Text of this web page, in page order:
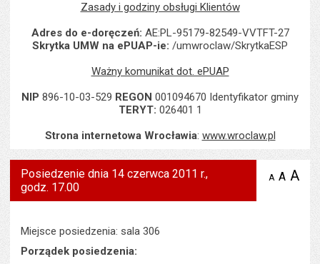
Zasady i godziny obsługi Klientów
Adres do e-doręczeń: AE:PL-95179-82549-VVTFT-27
Skrytka UMW na ePUAP-ie: /umwroclaw/SkrytkaESP
Ważny komunikat dot. ePUAP
NIP 896-10-03-529 REGON 001094670 Identyfikator gminy
TERYT: 026401 1
Strona internetowa Wrocławia: www.wroclaw.pl
Posiedzenie dnia 14 czerwca 2011 r.,
godz. 17.00
A zmniejsz
A A
Miejsce posiedzenia: sala 306
Porządek posiedzenia: